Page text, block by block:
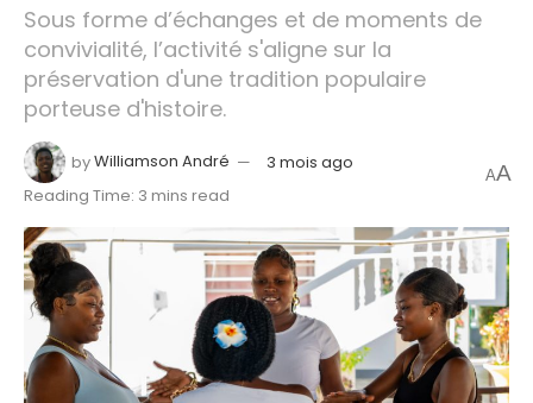
Sous forme d’échanges et de moments de
convivialité, l’activité s'aligne sur la
préservation d'une tradition populaire
porteuse d'histoire.
byWilliamson André
3 mois ago
Reading Time: 3 mins read
AA